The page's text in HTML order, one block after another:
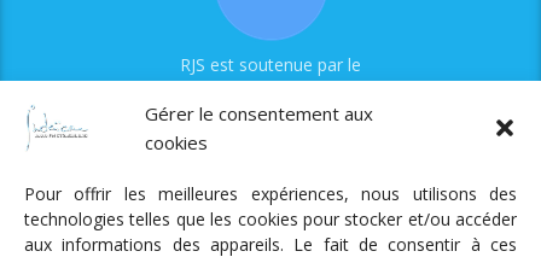
Gérer le consentement aux
cookies
Pour offrir les meilleures expériences, nous utilisons des
technologies telles que les cookies pour stocker et/ou accéder
aux informations des appareils. Le fait de consentir à ces
RJS est soutenue par le